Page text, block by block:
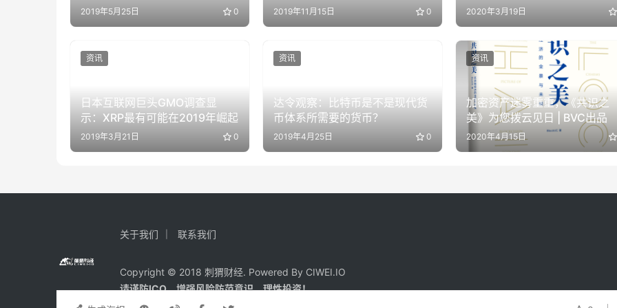
2019年5月25日 0 2019年11月15日 0 2020年3月19日
日本互联网巨头GMO调查显
示：XRP最有可能在2019年崛起
2019年3月21日 0
资讯
达令观察：比特币是不是现代货
币体系所需要的货币？
2019年4月25日 0
资讯
加密资产迷雾重重，《共识之
美》为您拨云见日 | BVC出品
2020年4月15日
资讯
关于我们 联系我们
Copyright © 2018 刺猬财经. Powered By CIWEI.IO
请谨防ICO、增强风险防范意识，理性投资！